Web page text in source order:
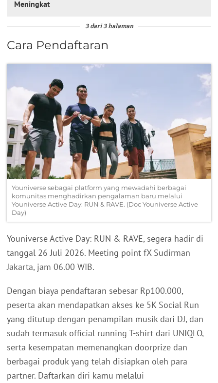
Meningkat
3 dari 3 halaman
Cara Pendaftaran
Youniverse sebagai platform yang mewadahi berbagai
komunitas menghadirkan pengalaman baru melalui
Youniverse Active Day: RUN & RAVE. (Doc Youniverse Active
Day)
Youniverse Active Day: RUN & RAVE, segera hadir di
tanggal 26 Juli 2026. Meeting point fX Sudirman
Jakarta, jam 06.00 WIB.
Dengan biaya pendaftaran sebesar Rp100.000,
peserta akan mendapatkan akses ke 5K Social Run
yang ditutup dengan penampilan musik dari DJ, dan
sudah termasuk official running T-shirt dari UNIQLO,
serta kesempatan memenangkan doorprize dan
berbagai produk yang telah disiapkan oleh para
partner. Daftarkan diri kamu melalui